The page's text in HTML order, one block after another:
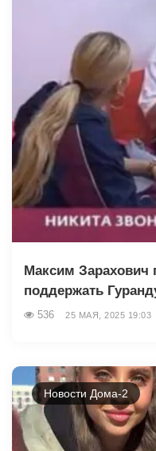
Максим Зарахович
поддержать
536 25 МАЯ, 2025 19:03
Новости Дома-2